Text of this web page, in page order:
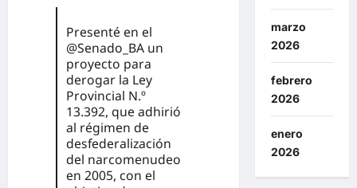
Presenté en el
@Senado_BAun
proyecto para
derogar la Ley
Provincial N.º
13.392, que adhirió
al régimen de
desfederalización
del narcomenudeo
en 2005, con el
marzo
2026
febrero
2026
enero
2026